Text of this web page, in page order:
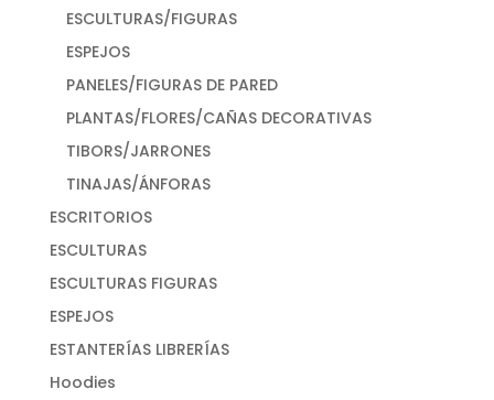
ESCULTURAS/FIGURAS
ESPEJOS
PANELES/FIGURAS DE PARED
PLANTAS/FLORES/CAÑAS DECORATIVAS
TIBORS/JARRONES
TINAJAS/ÁNFORAS
ESCRITORIOS
ESCULTURAS
ESCULTURAS FIGURAS
ESPEJOS
ESTANTERÍAS LIBRERÍAS
Hoodies